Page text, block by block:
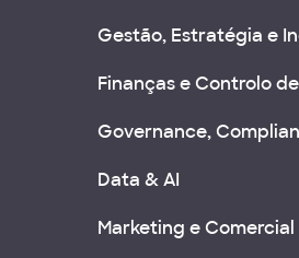
Gestão, Estratégia e
Finanças e Controlo
Governance,
Data & AI
Marketing e Comercial